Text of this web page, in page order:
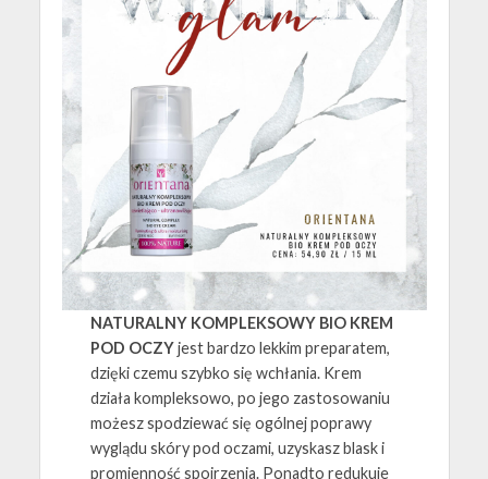
NATURALNY KOMPLEKSOWY BIO KREM
POD OCZYjest bardzo lekkim preparatem,
dzięki czemu szybko się wchłania. Krem
działa kompleksowo, po jego zastosowaniu
możesz spodziewać się ogólnej poprawy
wyglądu skóry pod oczami, uzyskasz blask i
promienność spojrzenia. Ponadto redukuje